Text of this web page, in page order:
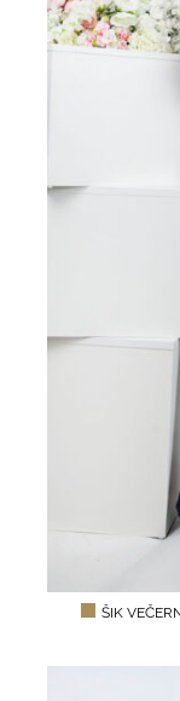
ŠIK